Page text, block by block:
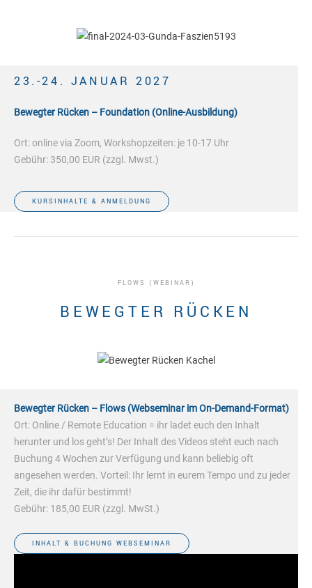
23.-24. JANUAR 2027
Bewegter Rücken – Foundation (Online-Ausbildung)
Ort: online via Zoom, Workshopzeiten: je 10-17 Uhr
Gebühr: 350,00 EUR (zzgl. Mwst.)
KURSINHALTE & ANMELDUNG
FLOWS (WEBINAR)
BEWEGTER RÜCKEN
Bewegter Rücken – Flows (Webseminar im On-Demand-Format)
Ort: Online / Remote Education = ihr ladet euch den Inhalt
herunter und los geht’s! Der Inhalt des Videos steht euch nach
Buchung 4 Wochen zur Verfügung und kann beliebig oft
angesehen werden. Vorteil: Ihr lernt in eurem Tempo und zu jeder
Zeit, die ihr dafür bestimmt!
Gebühr: 185,00 EUR (zzgl. MwSt.)
INHALT & BUCHUNG WEBSEMINAR